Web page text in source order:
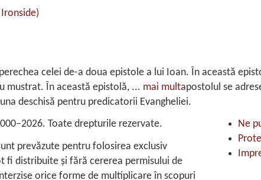
Ironside)
celei de-a doua epistole a lui Ioan. În această
mustrat. În această epistolă, ... mai multapostolul se
deschisă pentru predicatorii Evangheliei.
Toate drepturile rezervate.
prevăzute pentru folosirea exclusiv
fi distribuite şi fără cererea permisului de
orice forme de multiplicare în scopuri
Ne